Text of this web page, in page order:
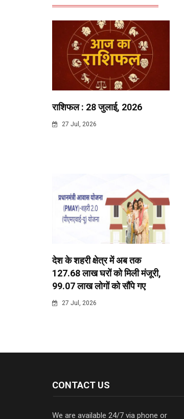
राशिफल : 28 जुलाई, 2026
27 Jul, 2026
देश के शहरी क्षेत्र में अब तक
127.68 लाख घरों को मिली मंजूरी,
99.07 लाख लोगों को सौंपे गए
27 Jul, 2026
CONTACT US
We are available 24/7 via phone or